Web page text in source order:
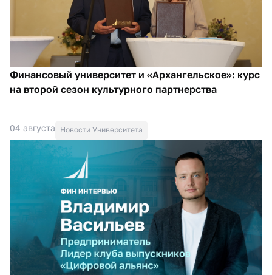
Финансовый университет и «Архангельское»: курс
на второй сезон культурного партнерства
04 августа Новости Университета